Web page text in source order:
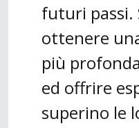
futuri passi.
ottenere
più
ed offrire
superino le